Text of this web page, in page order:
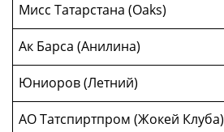
Мисс Татарстана (Oaks)
Ак Барса (Анилина)
Юниоров (Летний)
АО Татспиртпром (Жокей Клуба)